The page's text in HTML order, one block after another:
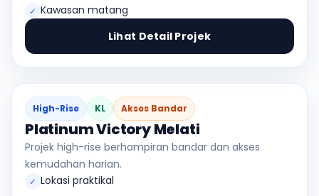
✓ Kawasan matang
Lihat Detail Projek
High-Rise KL Akses Bandar
Platinum Victory Melati
Projek high-rise berhampiran bandar dan akses
kemudahan harian.
✓ Lokasi praktikal